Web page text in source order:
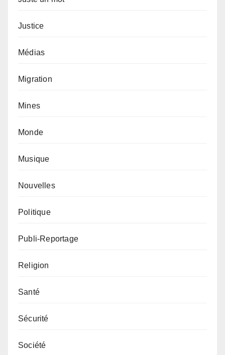
Justice
Médias
Migration
Mines
Monde
Musique
Nouvelles
Politique
Publi-Reportage
Religion
Santé
Sécurité
Société